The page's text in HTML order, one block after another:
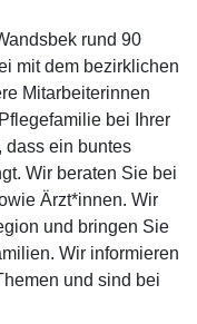
rund 90
mit dem bezirklichen
Mitarbeiterinnen
bei Ihrer
dass ein buntes
Wir beraten Sie bei
Ärzt*innen. Wir
und bringen Sie
Wir informieren
und sind bei